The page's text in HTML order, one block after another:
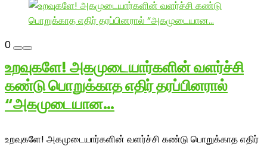
0
உறவுகளே! அகமுடையார்களின் வளர்ச்சி
கண்டு பொறுக்காத எதிர் தரப்பினரால்
“அகமுடையான…
உறவுகளே! அகமுடையார்களின் வளர்ச்சி கண்டு பொறுக்காத எதிர்